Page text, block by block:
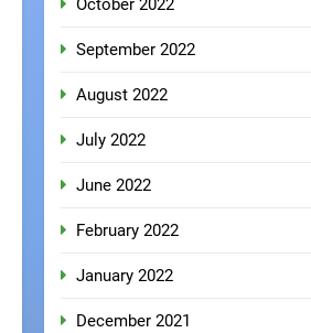
October 2022
September 2022
August 2022
July 2022
June 2022
February 2022
January 2022
December 2021